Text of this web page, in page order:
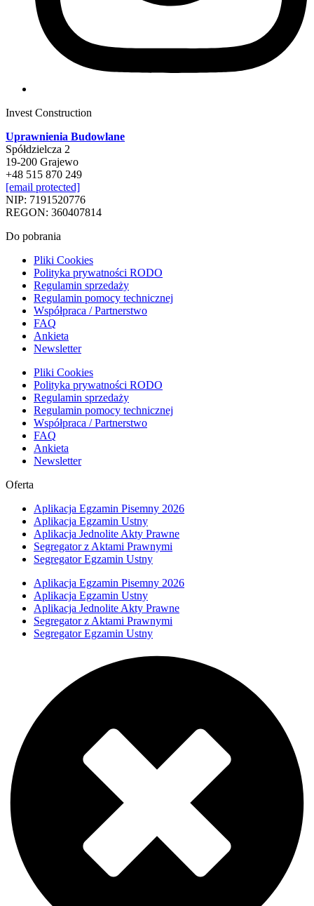
Invest Construction
Uprawnienia Budowlane
Spółdzielcza 2
19-200 Grajewo
+48 515 870 249
[email protected]
NIP: 7191520776
REGON: 360407814
Do pobrania
Pliki Cookies
Polityka prywatności RODO
Regulamin sprzedaży
Regulamin pomocy technicznej
Współpraca / Partnerstwo
FAQ
Ankieta
Newsletter
Pliki Cookies
Polityka prywatności RODO
Regulamin sprzedaży
Regulamin pomocy technicznej
Współpraca / Partnerstwo
FAQ
Ankieta
Newsletter
Oferta
Aplikacja Egzamin Pisemny 2026
Aplikacja Egzamin Ustny
Aplikacja Jednolite Akty Prawne
Segregator z Aktami Prawnymi
Segregator Egzamin Ustny
Aplikacja Egzamin Pisemny 2026
Aplikacja Egzamin Ustny
Aplikacja Jednolite Akty Prawne
Segregator z Aktami Prawnymi
Segregator Egzamin Ustny